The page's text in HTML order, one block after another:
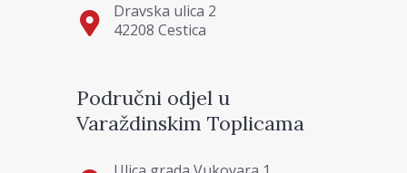
Dravska ulica 2
42208 Cestica
Područni odjel u
Varaždinskim Toplicama